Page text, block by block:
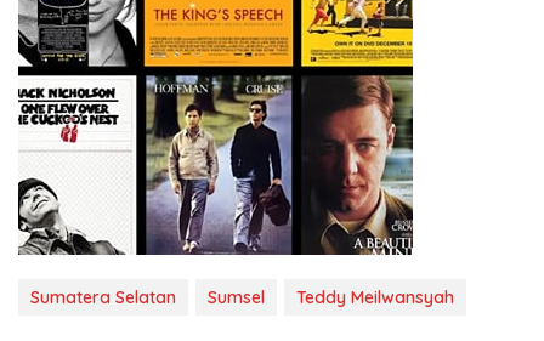
Sumatera Selatan Sumsel Teddy Meilwansyah